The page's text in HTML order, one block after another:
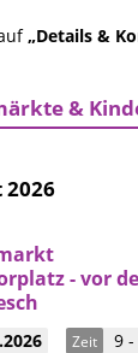
„Details &
&
2026
- vor
Zeit 9